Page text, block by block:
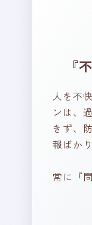
『
人を不
ンは、
きず、
報ばか
常に『
あ
海
る
な